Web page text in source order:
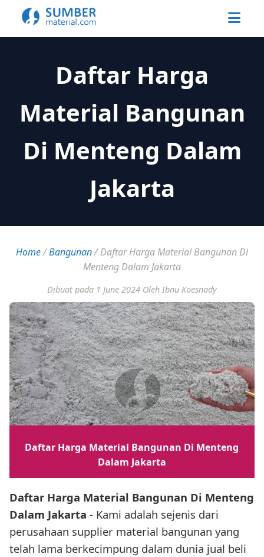
Daftar Harga
Material Bangunan
Di Menteng Dalam
Jakarta
Home/Bangunan/Daftar Harga Material Bangunan Di
Menteng Dalam Jakarta
Dibuat pada 1 June 2024 Oleh Ibnu Koesnady
Daftar Harga Material Bangunan Di Menteng
Dalam Jakarta
Daftar Harga Material Bangunan Di Menteng
Dalam Jakarta - Kami adalah sejenis dari
perusahaan supplier material bangunan yang
telah lama berkecimpung dalam dunia jual beli